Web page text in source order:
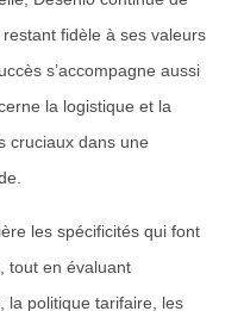
fidèle à ses valeurs
s’accompagne aussi
la logistique et la
cruciaux dans une
les spécificités qui font
tout en évaluant
la politique tarifaire, les